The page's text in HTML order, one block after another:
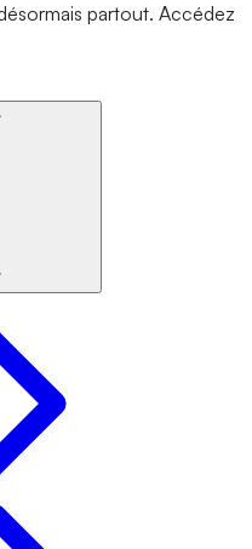
partout. Accédez